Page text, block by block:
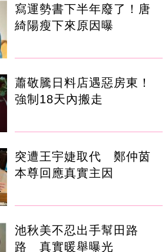
寫運勢書下半年廢了！唐
綺陽瘦下來原因曝
蕭敬騰日料店遇惡房東！
強制18天內搬走
突遭王宇婕取代 鄭仲茵
本尊回應真實主因
池秋美不忍出手幫田路
路 真實暖舉曝光